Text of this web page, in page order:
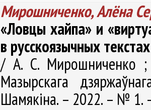
Мирошниченко, Алёна
«Ловцы хайпа» и
в русскоязычных
/ А. С. Мирошниченко ;
Мазырскага
Шамякіна. – 2022. – № 1.